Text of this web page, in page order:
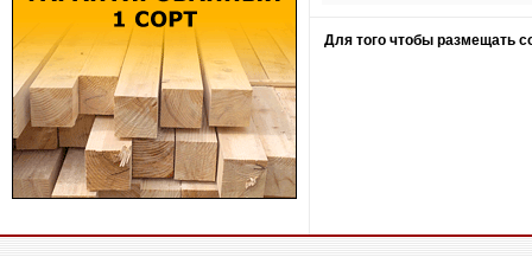
Для того чтобы размещать